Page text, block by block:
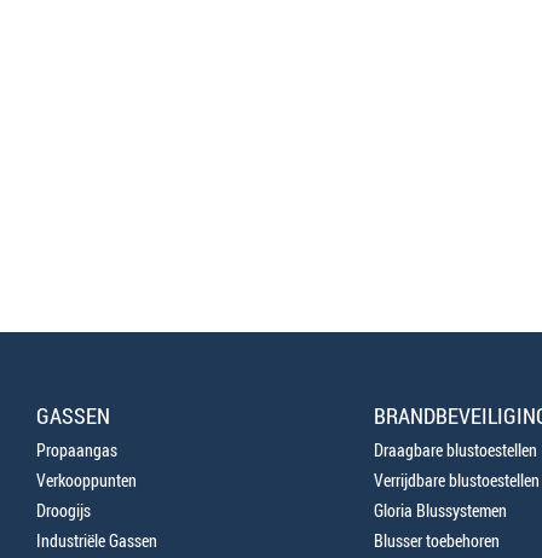
GASSEN
Propaangas
Verkooppunten
Droogijs
Industriële Gassen
Draagbare blustoestellen
Verrijdbare blustoestellen
Gloria Blussystemen
Blusser toebehoren